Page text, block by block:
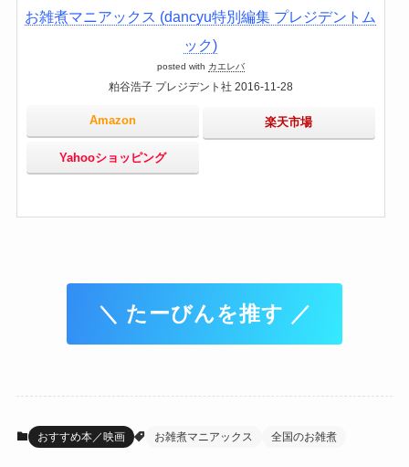
お雑煮マニアックス (dancyu特別編集 プレジデントム
ック)
posted with カエレバ
粕谷浩子 プレジデント社 2016-11-28
Amazon 楽天市場
Yahooショッピング
＼ たーびんを推す ／
おすすめ本／映画 お雑煮マニアックス 全国のお雑煮